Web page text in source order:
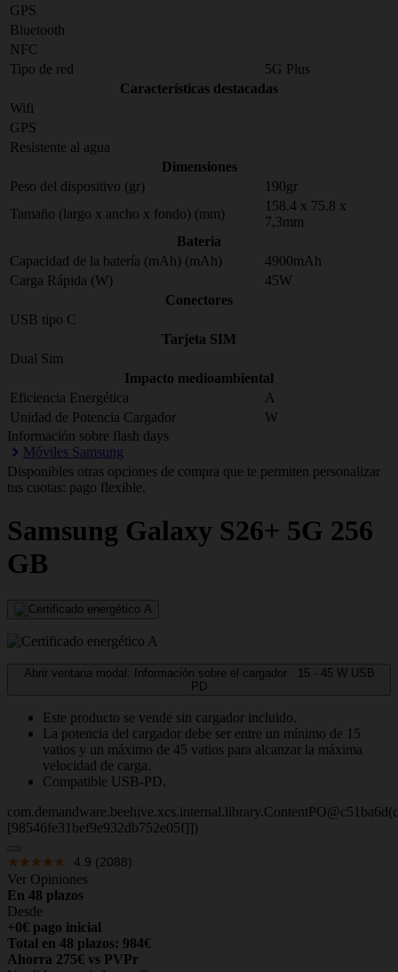
GPS
Bluetooth
NFC
Tipo de red
5G Plus
Características destacadas
Wifi
GPS
Resistente al agua
Dimensiones
Peso del dispositivo (gr)
190gr
Tamaño (largo x ancho x fondo) (mm)
158.4 x 75.8 x
7,3mm
Bateria
Capacidad de la batería (mAh) (mAh)
4900mAh
Carga Rápida (W)
45W
Conectores
USB tipo C
Tarjeta SIM
Dual Sim
Impacto medioambiental
Eficiencia Energética
A
Unidad de Potencia Cargador
W
Información sobre flash days
Móviles Samsung
Disponibles otras opciones de compra que te permiten personalizar
tus cuotas: pago flexible.
Samsung Galaxy S26+ 5G 256
GB
Abrir ventana modal: Información sobre el cargador 15 - 45 W USB
PD
Este producto se vende sin cargador incluido.
La potencia del cargador debe ser entre un mínimo de 15
vatios y un máximo de 45 vatios para alcanzar la máxima
velocidad de carga.
Compatible USB-PD.
[98546fe31bef9e932db752e05f]])
4.9 (2088)
Ver Opiniones
En 48 plazos
Desde
+0€ pago inicial
Total en 48 plazos: 984€
Ahorra 275€ vs PVPr